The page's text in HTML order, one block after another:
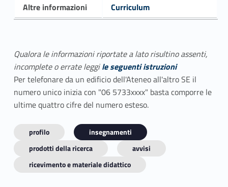
Altre informazioni
Curriculum
Qualora le informazioni riportate a lato risultino assenti,
incomplete o errate leggile seguenti istruzioni
Per telefonare da un edificio dell'Ateneo all'altro SE il
numero unico inizia con "06 5733xxxx" basta comporre le
ultime quattro cifre del numero esteso.
profilo
insegnamenti
prodotti della ricerca
avvisi
ricevimento e materiale didattico